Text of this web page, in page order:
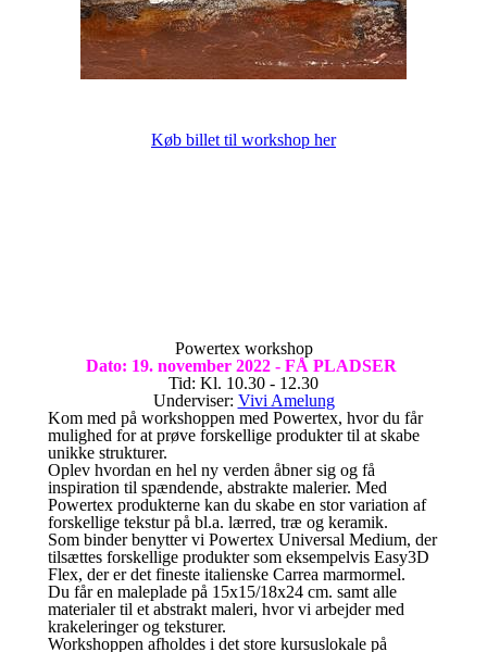
Køb billet til workshop her
Powertex workshop
Dato: 19. november 2022 - FÅ PLADSER
Tid: Kl. 10.30 - 12.30
Underviser: Vivi Amelung
Kom med på workshoppen med Powertex, hvor du får
mulighed for at prøve forskellige produkter til at skabe
unikke strukturer.
Oplev hvordan en hel ny verden åbner sig og få
inspiration til spændende, abstrakte malerier. Med
Powertex produkterne kan du skabe en stor variation af
forskellige tekstur på bl.a. lærred, træ og keramik.
Som binder benytter vi Powertex Universal Medium, der
tilsættes forskellige produkter som eksempelvis Easy3D
Flex, der er det fineste italienske Carrea marmormel.
Du får en maleplade på 15x15/18x24 cm. samt alle
materialer til et abstrakt maleri, hvor vi arbejder med
krakeleringer og teksturer.
Workshoppen afholdes i det store kursuslokale på